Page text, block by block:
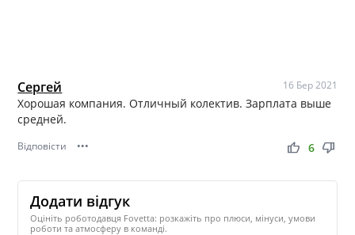
Сергей 16 Бер 2021
Хорошая компания. Отличный колектив. Зарплата выше
средней.
Відповісти ••• thumb_up thumb_down
6
Додати відгук
Оцініть роботодавця Fovetta: розкажіть про плюси, мінуси, умови
роботи та атмосферу в команді.